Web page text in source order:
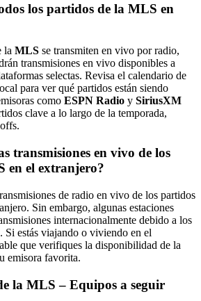
los partidos de la MLS en
la MLS se transmiten en vivo por radio,
transmisiones en vivo disponibles a
selectas. Revisa el calendario de
para ver qué partidos están siendo
como ESPN Radio y SiriusXM
clave a lo largo de la temporada,
transmisiones en vivo de los
en el extranjero?
de radio en vivo de los partidos
Sin embargo, algunas estaciones
internacionalmente debido a los
Si estás viajando o viviendo en el
que verifiques la disponibilidad de la
emisora favorita.
la MLS – Equipos a seguir